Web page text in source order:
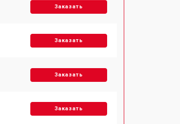
Заказать
Заказать
Заказать
Заказать